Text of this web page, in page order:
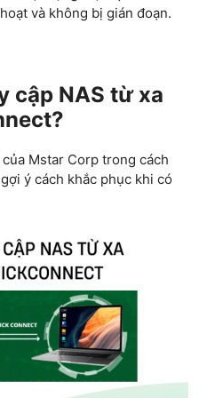
và không bị gián đoạn.
cập NAS từ xa
Mstar Corp trong cách
ý cách khắc phục khi có